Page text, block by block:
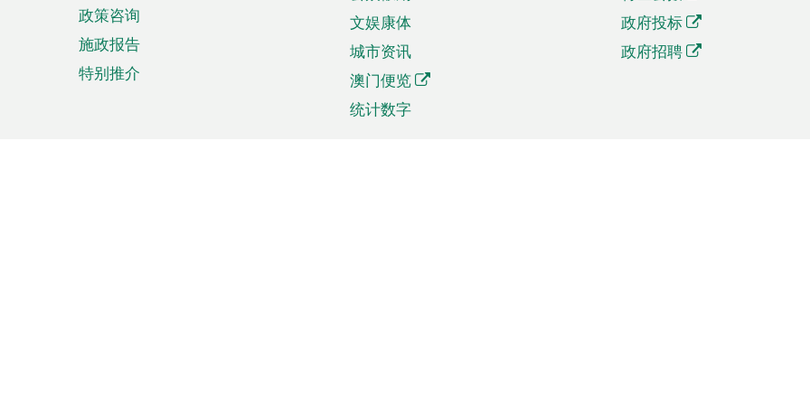
政策咨询
施政报告
特别推介
文娱康体
城市资讯
澳门便览
统计数字
政府投标
政府招聘